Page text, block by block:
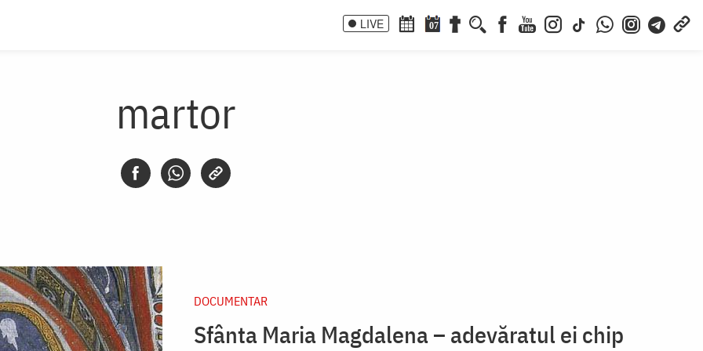
LIVE 07
martor
DOCUMENTAR
Sfânta Maria Magdalena – adevăratul ei chip